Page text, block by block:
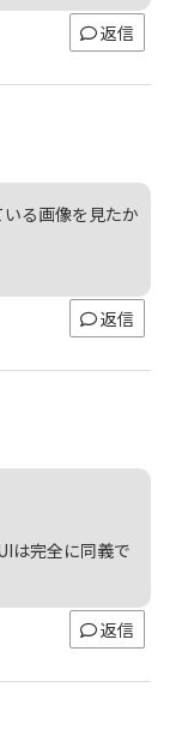
返信
る画像を見たか
返信
は完全に同義で
返信